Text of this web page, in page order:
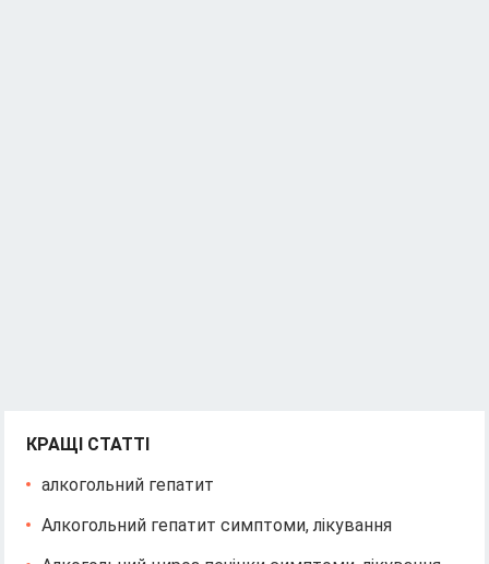
КРАЩІ СТАТТІ
алкогольний гепатит
Алкогольний гепатит симптоми, лікування